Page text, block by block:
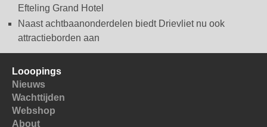
Efteling Grand Hotel
Naast achtbaanonderdelen biedt Drievliet nu ook
attractieborden aan
Looopings
Nieuws
Wachttijden
Webshop
About